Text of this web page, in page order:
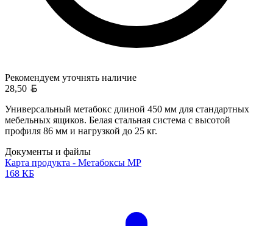
Рекомендуем уточнять наличие
28,50
Универсальный метабокс длиной 450 мм для стандартных
мебельных ящиков. Белая стальная система с высотой
профиля 86 мм и нагрузкой до 25 кг.
Документы и файлы
Карта продукта - Метабоксы MP
168 КБ